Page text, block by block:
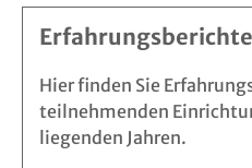
Erfahrungsberichte
Hier finden Sie
teilnehmenden
liegenden Jahren.